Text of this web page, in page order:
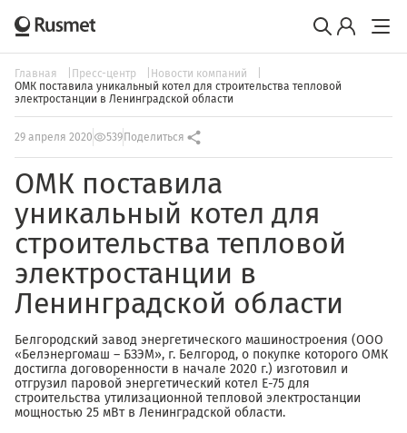
Главная Пресс-центр
Новости компаний
ОМК поставила уникальный котел для строительства тепловой
электростанции в Ленинградской области
29 апреля 2020 539 Поделиться
ОМК поставила
уникальный котел для
строительства тепловой
электростанции в
Ленинградской области
Белгородский завод энергетического машиностроения (ООО
«Белэнергомаш – БЗЭМ», г. Белгород, о покупке которого ОМК
достигла договоренности в начале 2020 г.) изготовил и
отгрузил паровой энергетический котел Е-75 для
строительства утилизационной тепловой электростанции
мощностью 25 мВт в Ленинградской области.